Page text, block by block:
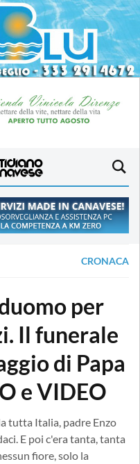
CRONACA
per
Il funerale
di Papa
e VIDEO
tutta Italia, padre Enzo
E poi c'era tanta, tanta
fiore, solo la